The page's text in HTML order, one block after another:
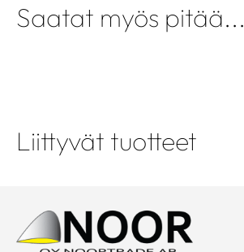
Saatat myös pitää...
Liittyvät tuotteet